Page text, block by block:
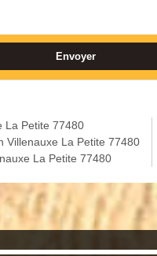
La Petite 77480
Villenauxe La Petite 77480
La Petite 77480